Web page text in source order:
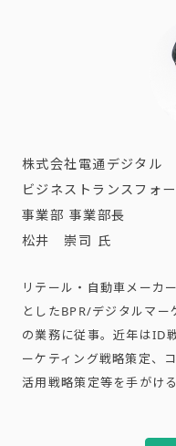
株式会社電通デジタル
ビジネストランスフォ
事業部 事業部長
松井 崇司 氏
リテール・自動車メーカ
としたBPR/デジタルマ
の業務に従事。近年はID
ーケティング戦略策定、
活用戦略策定等を手がける